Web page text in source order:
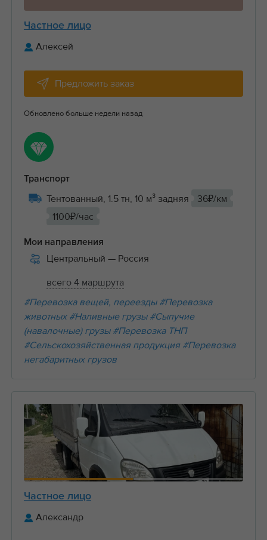
Частное лицо
Алексей
Предложить заказ
Обновлено больше недели назад
Транспорт
Тентованный, 1.5 тн, 10 м³ задняя
36₽/км
1100₽/час
Мои направления
Центральный — Россия
всего 4 маршрута
#Перевозка вещей, переезды #Перевозка
животных #Наливные грузы #Сыпучие
(навалочные) грузы #Перевозка ТНП
#Сельскохозяйственная продукция #Перевозка
негабаритных грузов
Частное лицо
Александр